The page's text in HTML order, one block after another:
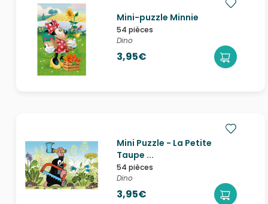
Mini-puzzle Minnie
54 pièces
Dino
3,95€
Mini Puzzle - La Petite
Taupe ...
54 pièces
Dino
3,95€